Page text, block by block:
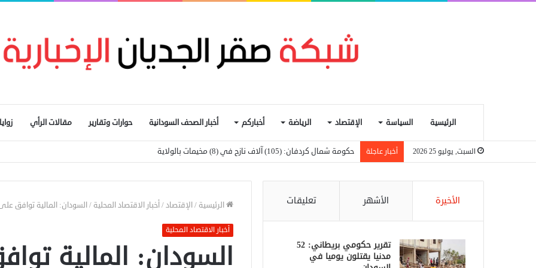
الرئيسية السياسة الإقتصاد الرياضة أخباركم أخبار الصحف السودانية حوارات وتقارير مقالات الرأي
السبت, يوليو 25 2026 أخبار عاجلة حكومة شمال كردفان: (105) آلاف نازح في (8) مخيمات بالولاية
الرئيسية /الإقتصاد/أخبار الاقتصاد المحلية /السودان: المالية توافق على
أخبار الاقتصاد المحلية
السودان: المالية
الأخيرة الأشهر تعليقات
تقرير حكومي بريطاني: 52
مدنيا يقتلون يوميا في